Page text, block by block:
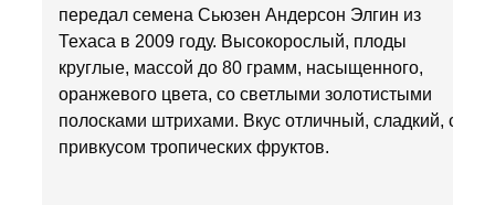
передал семена Сьюзен Андерсон Элгин из
Техаса в 2009 году. Высокорослый, плоды
круглые, массой до 80 грамм, насыщенного,
оранжевого цвета, со светлыми золотистыми
полосками штрихами. Вкус отличный, сладкий, с
привкусом тропических фруктов.